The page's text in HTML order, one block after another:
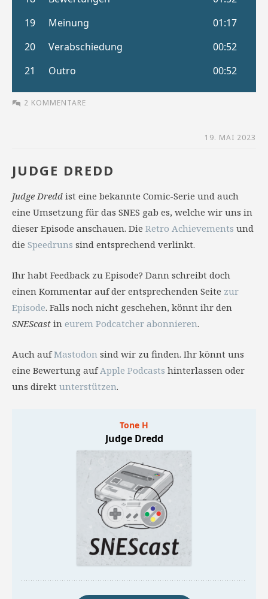
2 KOMMENTARE
19. MAI 2023
JUDGE DREDD
Judge Dredd ist eine bekannte Comic-Serie und auch
eine Umsetzung für das SNES gab es, welche wir uns in
dieser Episode anschauen. Die Retro Achievements und
die Speedruns sind entsprechend verlinkt.
Ihr habt Feedback zu Episode? Dann schreibt doch
einen Kommentar auf der entsprechenden Seite zur
Episode. Falls noch nicht geschehen, könnt ihr den
SNEScast in eurem Podcatcher abonnieren.
Auch aufMastodon sind wir zu finden. Ihr könnt uns
eine Bewertung aufApple Podcasts hinterlassen oder
uns direkt unterstützen.